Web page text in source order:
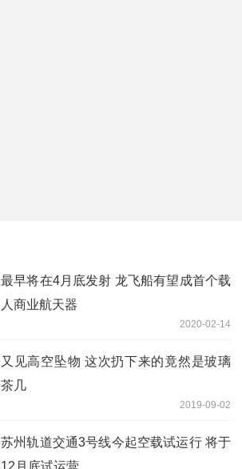
最早将在4月底发射 龙飞船有望成首个载
人商业航天器
2020-02-14
又见高空坠物 这次扔下来的竟然是玻璃
茶几
2019-09-02
苏州轨道交通3号线今起空载试运行 将于